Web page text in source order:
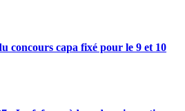
concours capa fixé pour le 9 et 10